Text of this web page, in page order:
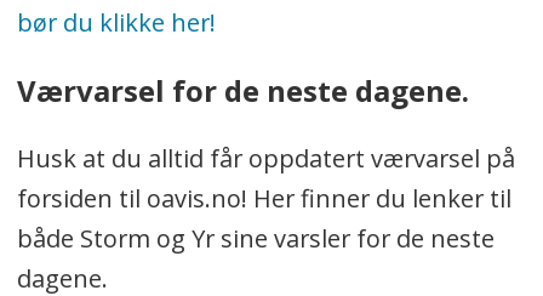
bør du klikke her!
Værvarsel for de neste dagene.
Husk at du alltid får oppdatert værvarsel på
forsiden til oavis.no! Her finner du lenker til
både Storm og Yr sine varsler for de neste
dagene.